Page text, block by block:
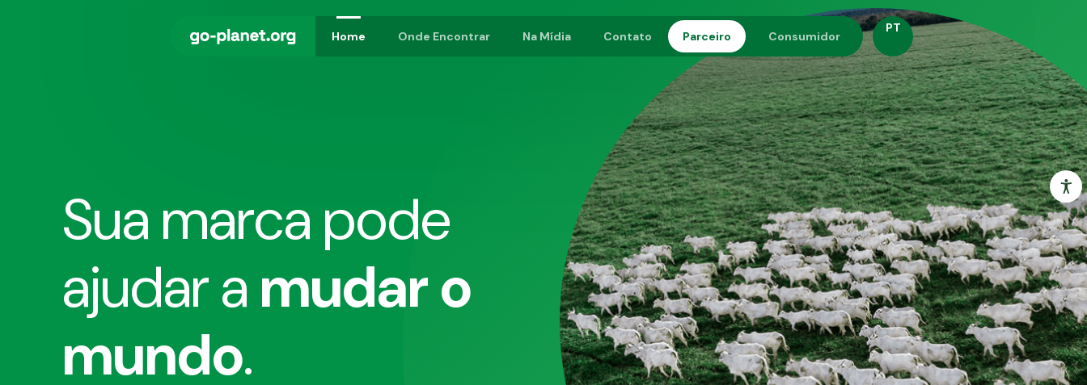
Home Onde Encontrar Na Mídia Contato Parceiro Consumidor
PT
Sua marca pode
ajudar a mudar o
mundo.